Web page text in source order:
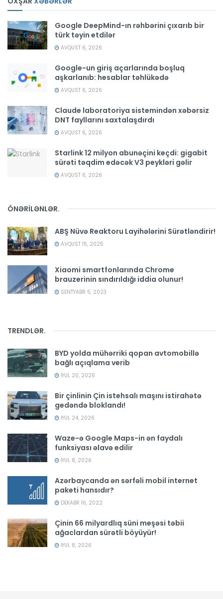
Google DeepMind-ın rəhbərini çıxarıb bir
türk təyin etdilər
AVQUST 6, 2026
Google-un giriş açarlarında boşluq
aşkarlanıb: hesablar təhlükədə
AVQUST 6, 2026
Claude laboratoriya sistemindən xəbərsiz
DNT fayllarını saxtalaşdırdı
AVQUST 6, 2026
Starlink 12 milyon abunəçini keçdi: gigabit
sürəti təqdim edəcək V3 peykləri gəlir
AVQUST 6, 2026
ÖNƏRİLƏNLƏR.
ABŞ Nüvə Reaktoru Layihələrini Sürətləndirir!
AVQUST 15, 2025
Xiaomi smartfonlarında Chrome
brauzerinin sındırıldığı iddia olunur!
SENTYABR 5, 2023
TRENDLƏR.
BYD yolda mühərriki qopan avtomobillə
bağlı açıqlama verib
İYUL 20, 2026
Bir çinlinin Çin istehsalı maşını istirahətə
gedəndə bloklandı!
İYUL 24, 2026
Waze-ə Google Maps-in ən faydalı
funksiyası əlavə edilir
İYUL 8, 2026
Azərbaycanda ən sərfəli mobil internet
paketi hansıdır?
DEKABR 16, 2022
Çinin 66 milyardlıq süni meşəsi təbii
ağaclardan sürətli böyüyür!
İYUL 8, 2026